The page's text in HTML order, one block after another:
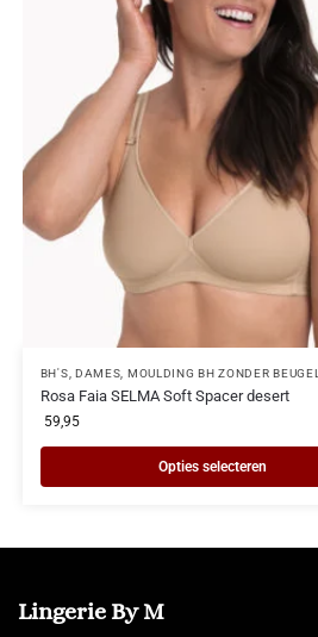
BH'S DAMES MOULDING BH ZONDER BEUGEL
Rosa Faia SELMA Soft Spacer desert
59,95
Opties selecteren
Lingerie By M